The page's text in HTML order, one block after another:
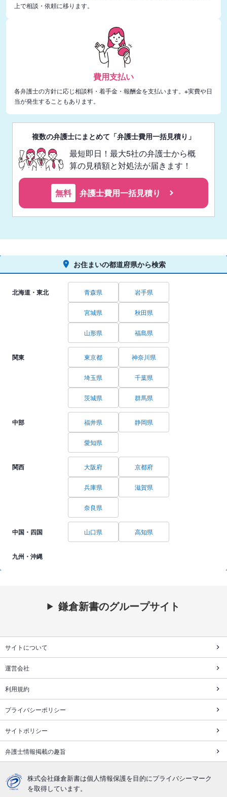
上で相談・依頼に移ります。
費用支払い
各弁護士の方針に応じ相談料・着手金・報酬金を支払います。※実費や日
当が発生することもあります。
複数の弁護士にまとめて「弁護士費用一括見積り」
最短即日！最大5社の弁護士から概
算の見積額と対処法が届きます！
無料 弁護士費用一括見積り
お住まいの都道府県から検索
北海道・東北 青森県 岩手県
宮城県 秋田県
山形県 福島県
関東 東京都 神奈川県
埼玉県 千葉県
茨城県 群馬県
中部 福井県 静岡県
愛知県
関西 大阪府 京都府
兵庫県 滋賀県
奈良県
中国・四国 山口県 高知県
九州・沖縄
鎌倉新書のグループサイト
サイトについて
運営会社
利用規約
プライバシーポリシー
サイトポリシー
弁護士情報掲載の趣旨
株式会社鎌倉新書は個人情報保護を目的にプライバシーマーク
を取得しています。